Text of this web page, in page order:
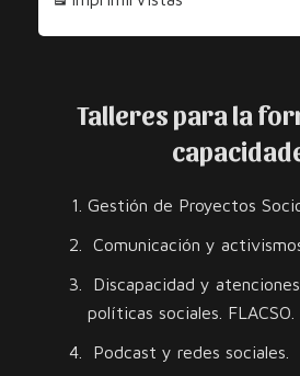
los
Derechos
los
Derechos
Talleres para la
Gestión de Proyectos
Comunicación y
Discapacidad y
políticas sociales. FLACSO.
Podcast y redes sociales.